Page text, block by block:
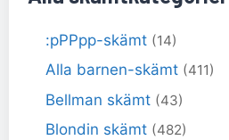
:pPPpp-skämt (14)
Alla barnen-skämt (411)
Bellman skämt (43)
Blondin skämt (482)